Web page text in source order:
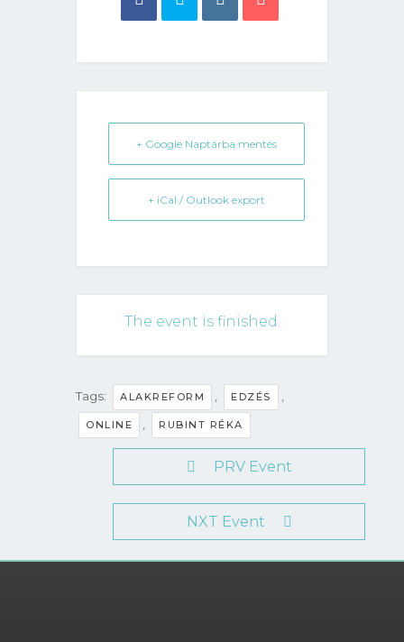
+ Google Naptárba mentés
+ iCal / Outlook export
The event is finished.
Tags: ALAKREFORM EDZÉS
ONLINE RUBINT RÉKA
PRV Event
NXT Event